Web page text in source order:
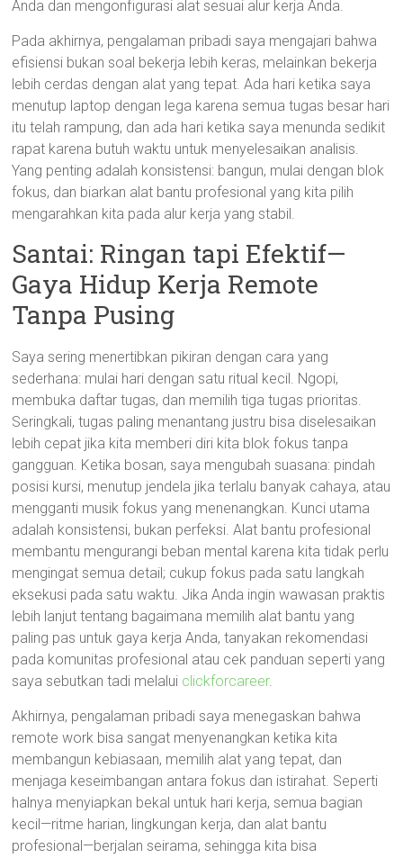
Anda dan mengonfigurasi alat sesuai alur kerja Anda.
Pada akhirnya, pengalaman pribadi saya mengajari bahwa
efisiensi bukan soal bekerja lebih keras, melainkan bekerja
lebih cerdas dengan alat yang tepat. Ada hari ketika saya
menutup laptop dengan lega karena semua tugas besar hari
itu telah rampung, dan ada hari ketika saya menunda sedikit
rapat karena butuh waktu untuk menyelesaikan analisis.
Yang penting adalah konsistensi: bangun, mulai dengan blok
fokus, dan biarkan alat bantu profesional yang kita pilih
mengarahkan kita pada alur kerja yang stabil.
Santai: Ringan tapi Efektif—
Gaya Hidup Kerja Remote
Tanpa Pusing
Saya sering menertibkan pikiran dengan cara yang
sederhana: mulai hari dengan satu ritual kecil. Ngopi,
membuka daftar tugas, dan memilih tiga tugas prioritas.
Seringkali, tugas paling menantang justru bisa diselesaikan
lebih cepat jika kita memberi diri kita blok fokus tanpa
gangguan. Ketika bosan, saya mengubah suasana: pindah
posisi kursi, menutup jendela jika terlalu banyak cahaya, atau
mengganti musik fokus yang menenangkan. Kunci utama
adalah konsistensi, bukan perfeksi. Alat bantu profesional
membantu mengurangi beban mental karena kita tidak perlu
mengingat semua detail; cukup fokus pada satu langkah
eksekusi pada satu waktu. Jika Anda ingin wawasan praktis
lebih lanjut tentang bagaimana memilih alat bantu yang
paling pas untuk gaya kerja Anda, tanyakan rekomendasi
pada komunitas profesional atau cek panduan seperti yang
saya sebutkan tadi melalui clickforcareer.
Akhirnya, pengalaman pribadi saya menegaskan bahwa
remote work bisa sangat menyenangkan ketika kita
membangun kebiasaan, memilih alat yang tepat, dan
menjaga keseimbangan antara fokus dan istirahat. Seperti
halnya menyiapkan bekal untuk hari kerja, semua bagian
kecil—ritme harian, lingkungan kerja, dan alat bantu
profesional—berjalan seirama, sehingga kita bisa